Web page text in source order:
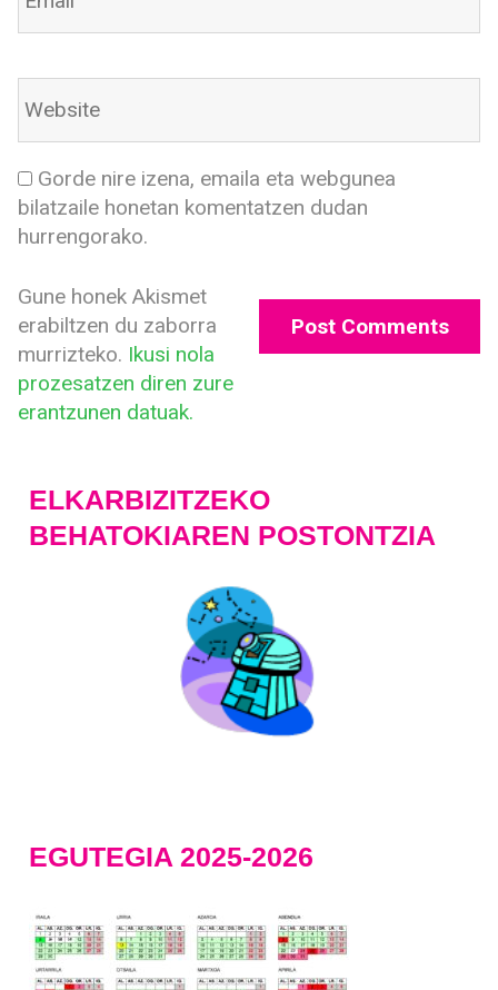
Gorde nire izena, emaila eta webgunea
bilatzaile honetan komentatzen dudan
hurrengorako.
Gune honek Akismet
erabiltzen du zaborra
murrizteko. Ikusi nola
prozesatzen diren zure
erantzunen datuak.
ELKARBIZITZEKO
BEHATOKIAREN POSTONTZIA
EGUTEGIA 2025-2026